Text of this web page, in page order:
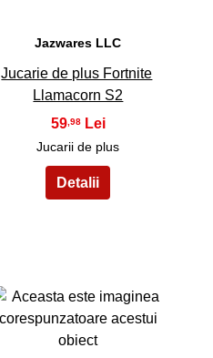
Jazwares LLC
Jucarie de plus Fortnite
Llamacorn S2
59,98
Jucarii de plus